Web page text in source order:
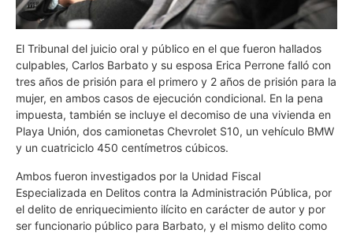
El Tribunal del juicio oral y público en el que fueron hallados
culpables, Carlos Barbato y su esposa Erica Perrone falló con
tres años de prisión para el primero y 2 años de prisión para la
mujer, en ambos casos de ejecución condicional. En la pena
impuesta, también se incluye el decomiso de una vivienda en
Playa Unión, dos camionetas Chevrolet S10, un vehículo BMW
y un cuatriciclo 450 centímetros cúbicos.
Ambos fueron investigados por la Unidad Fiscal
Especializada en Delitos contra la Administración Pública, por
el delito de enriquecimiento ilícito en carácter de autor y por
ser funcionario público para Barbato, y el mismo delito como